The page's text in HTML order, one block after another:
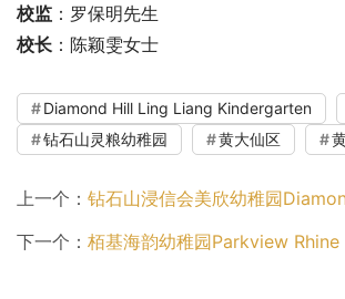
校监 ：罗保明先生
校长 ：陈颖雯女士
Diamond Hill Ling Liang Kindergarten
钻石山灵粮幼稚园
黄大仙区
上一个： 钻石山浸信会美欣幼稚园Diamond Hill Baptist Church Bright
下一个： 栢基海韵幼稚园Parkview Rhine Garden Pre-